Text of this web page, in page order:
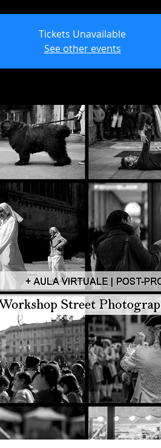
Tickets Unavailable
See other events